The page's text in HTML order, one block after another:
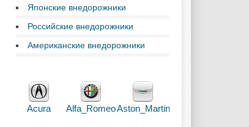
Японские внедорожники
Российские внедорожники
Американские внедорожники
Acura Alfa_RomeoAston_Martin